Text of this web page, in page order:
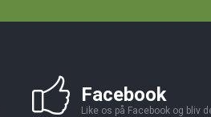
Facebook
Like os på Facebook og bliv